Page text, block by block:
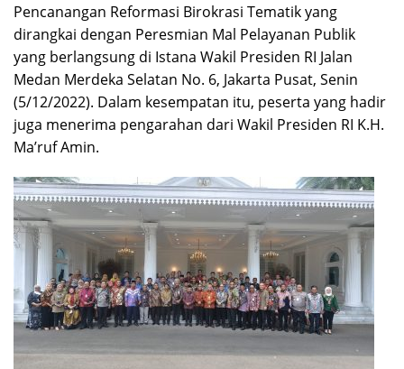
Pencanangan Reformasi Birokrasi Tematik yang
dirangkai dengan Peresmian Mal Pelayanan Publik
yang berlangsung di Istana Wakil Presiden RI Jalan
Medan Merdeka Selatan No. 6, Jakarta Pusat, Senin
(5/12/2022). Dalam kesempatan itu, peserta yang hadir
juga menerima pengarahan dari Wakil Presiden RI K.H.
Ma’ruf Amin.